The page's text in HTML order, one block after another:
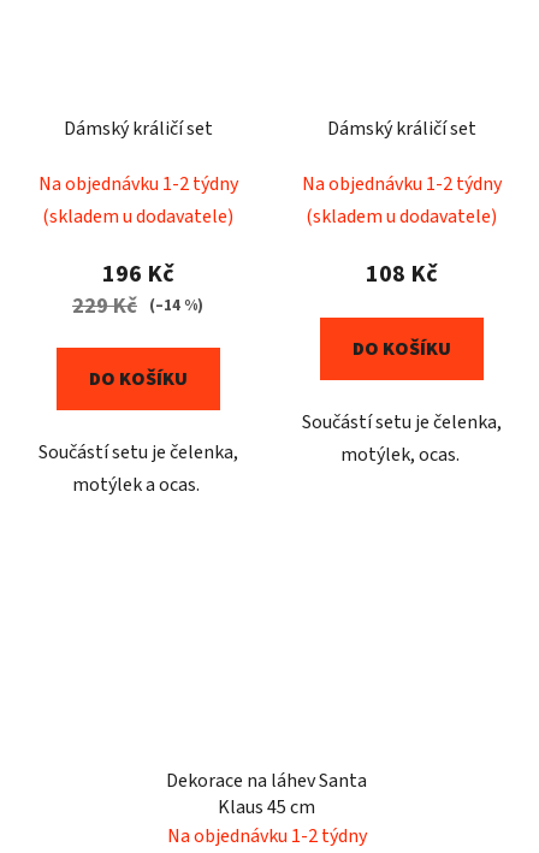
Dámský králičí set
Na objednávku 1-2 týdny
(skladem u dodavatele)
196 Kč
229 Kč (–14 %)
DO KOŠÍKU
Součástí setu je čelenka,
motýlek a ocas.
Dámský králičí set
Na objednávku 1-2 týdny
(skladem u dodavatele)
108 Kč
DO KOŠÍKU
Součástí setu je čelenka,
motýlek, ocas.
Dekorace na láhev Santa
Klaus 45 cm
Na objednávku 1-2 týdny